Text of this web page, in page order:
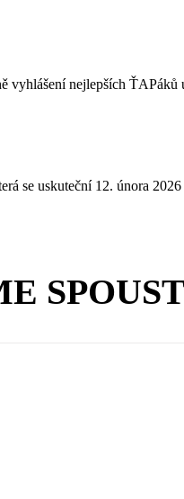
vyhlášení nejlepších
se uskuteční 12. února